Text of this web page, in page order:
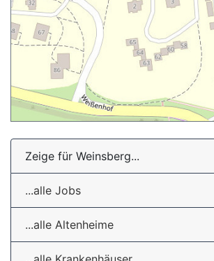
Zeige für Weinsberg...
...alle Jobs
...alle Altenheime